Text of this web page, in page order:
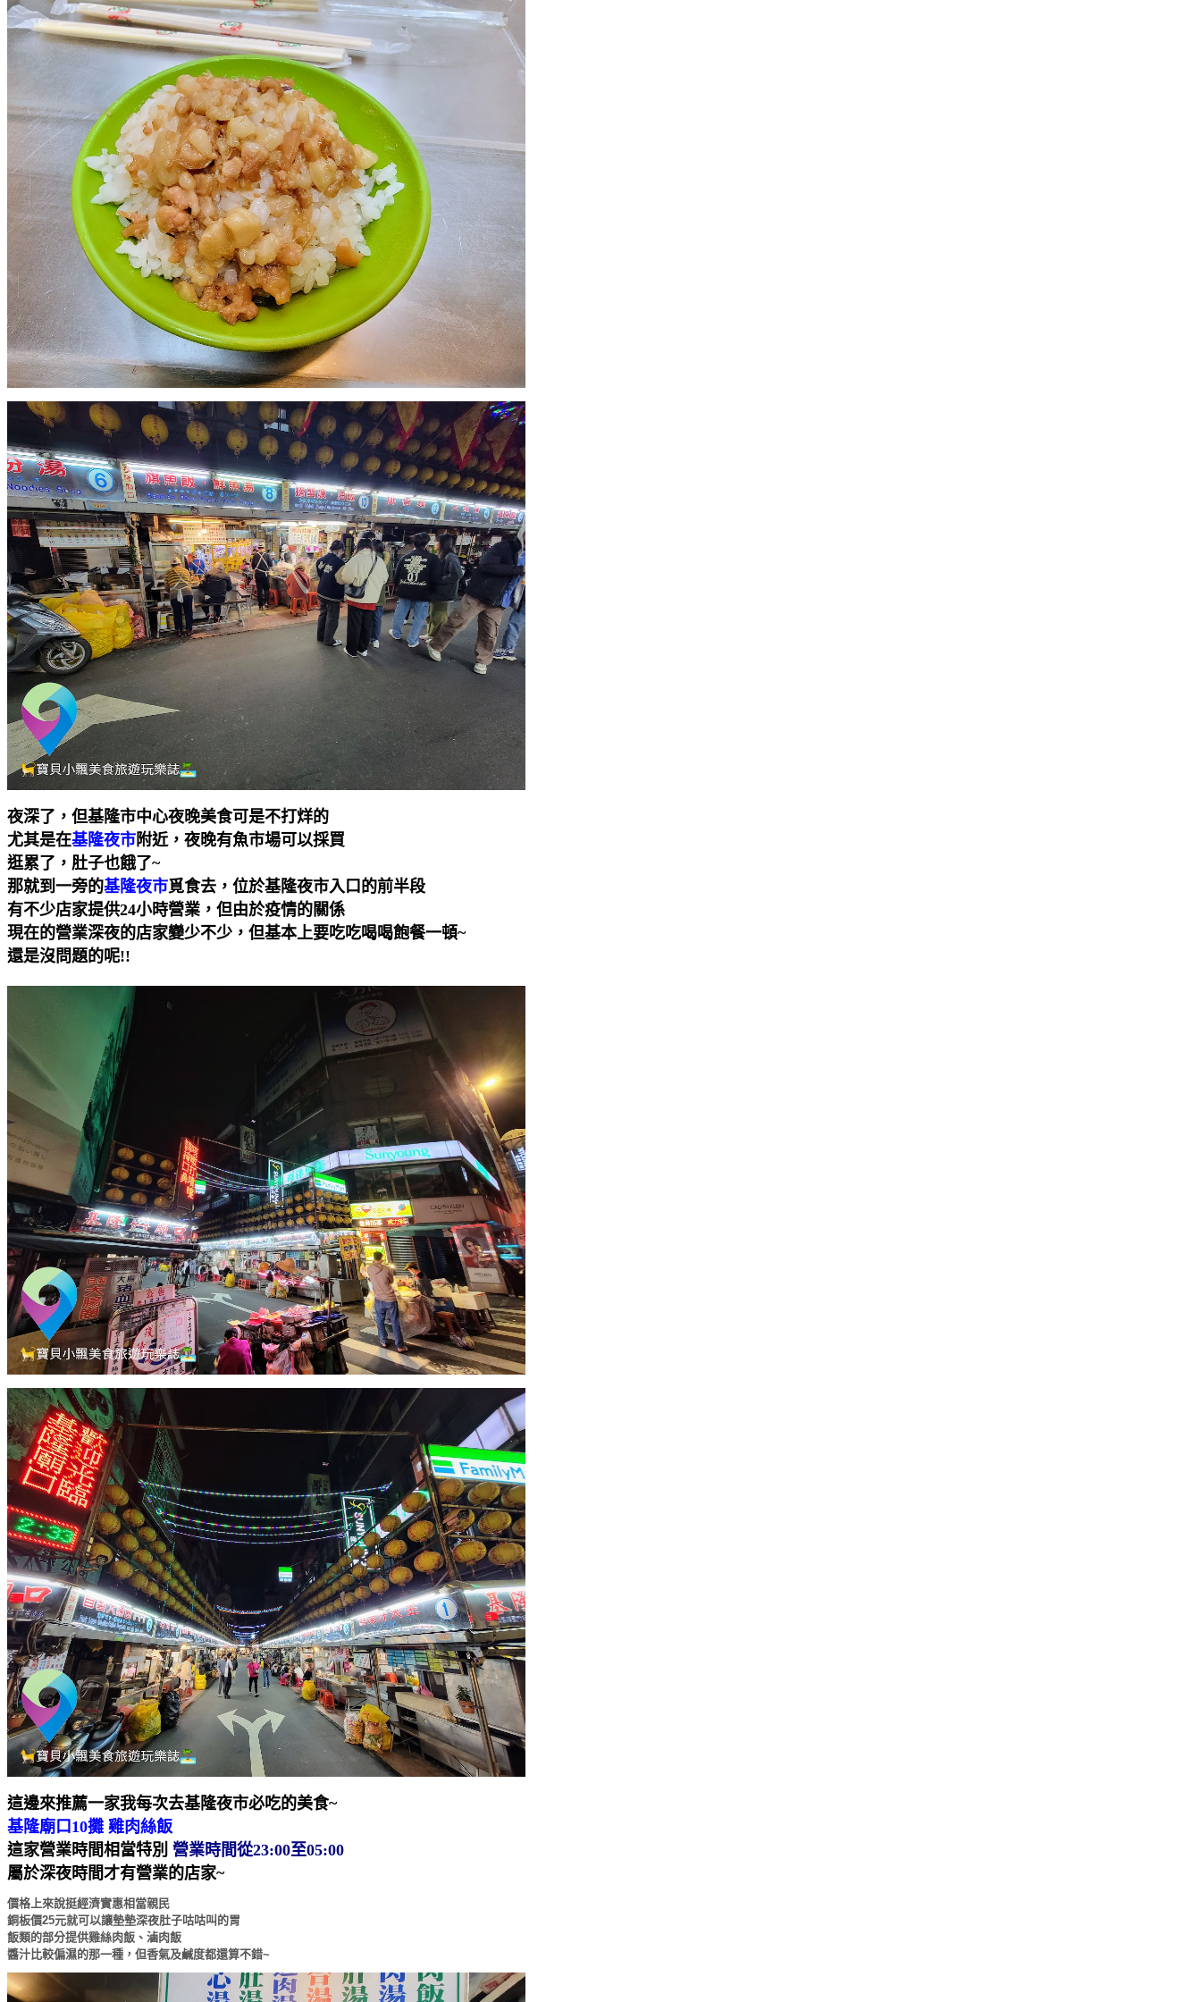
夜深了，但基隆市中心夜晚美食可是不打烊的
尤其是在基隆夜市附近，夜晚有魚市場可以採買
逛累了，肚子也餓了~
那就到一旁的基隆夜市覓食去，位於基隆夜市入口的前半段
有不少店家提供24小時營業，但由於疫情的關係
現在的營業深夜的店家變少不少，但基本上要吃吃喝喝飽餐一頓~
還是沒問題的呢!!
這邊來推薦一家我每次去基隆夜市必吃的美食~
基隆廟口10攤 雞肉絲飯
這家營業時間相當特別 營業時間從23:00至05:00
屬於深夜時間才有營業的店家~
價格上來說挺經濟實惠相當親民
銅板價25元就可以讓墊墊深夜肚子咕咕叫的胃
飯類的部分提供雞絲肉飯、滷肉飯
醬汁比較偏濕的那一種，但香氣及鹹度都還算不錯~